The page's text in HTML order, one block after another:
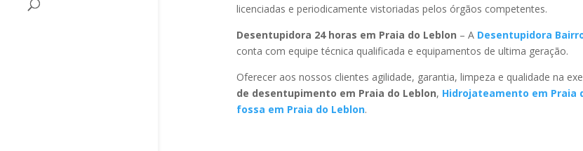
licenciadas e periodicamente vistoriadas pelos órgãos competentes.
Desentupidora 24 horas em Praia do Leblon – A Desentupidora
conta com equipe técnica qualificada e equipamentos de ultima geração.
Oferecer aos nossos clientes agilidade, garantia, limpeza e qualidade na
de desentupimento em Praia do Leblon, Hidrojateamento em Praia
fossa em Praia do Leblon.